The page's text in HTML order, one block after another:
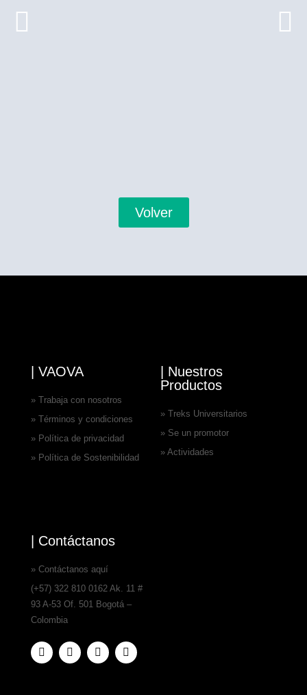
Volver
| VAOVA
» Trabaja con nosotros
» Términos y condiciones
» Política de privacidad
» Política de Sostenibilidad
| Nuestros
Productos
» Treks Universitarios
» Se un promotor
» Actividades
| Contáctanos
» Contáctanos aquí
(+57) 322 810 0162 Ak. 11 #
93 A-53 Of. 501 Bogotá –
Colombia